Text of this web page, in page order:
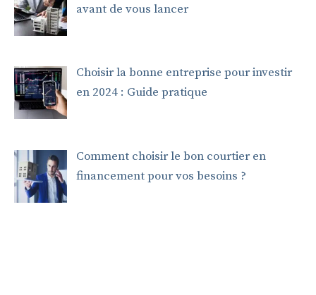
avant de vous lancer
Choisir la bonne entreprise pour investir
en 2024 : Guide pratique
Comment choisir le bon courtier en
financement pour vos besoins ?